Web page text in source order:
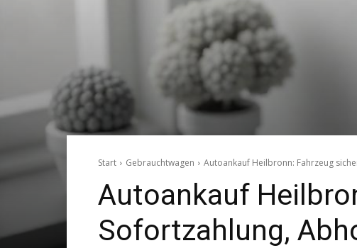
Start Gebrauchtwagen Autoankauf Heilbronn: Fahrzeug
Autoankauf
Sofortzahlung,